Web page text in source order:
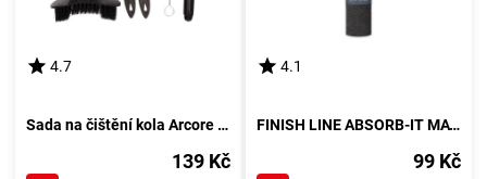
4.7
Sada na čištění kola Arcore BIKE CLEANING SET, černá
139 Kč
4.1
FINISH LINE ABSORB-IT MAT Absorbční podložka, černá
99 Kč